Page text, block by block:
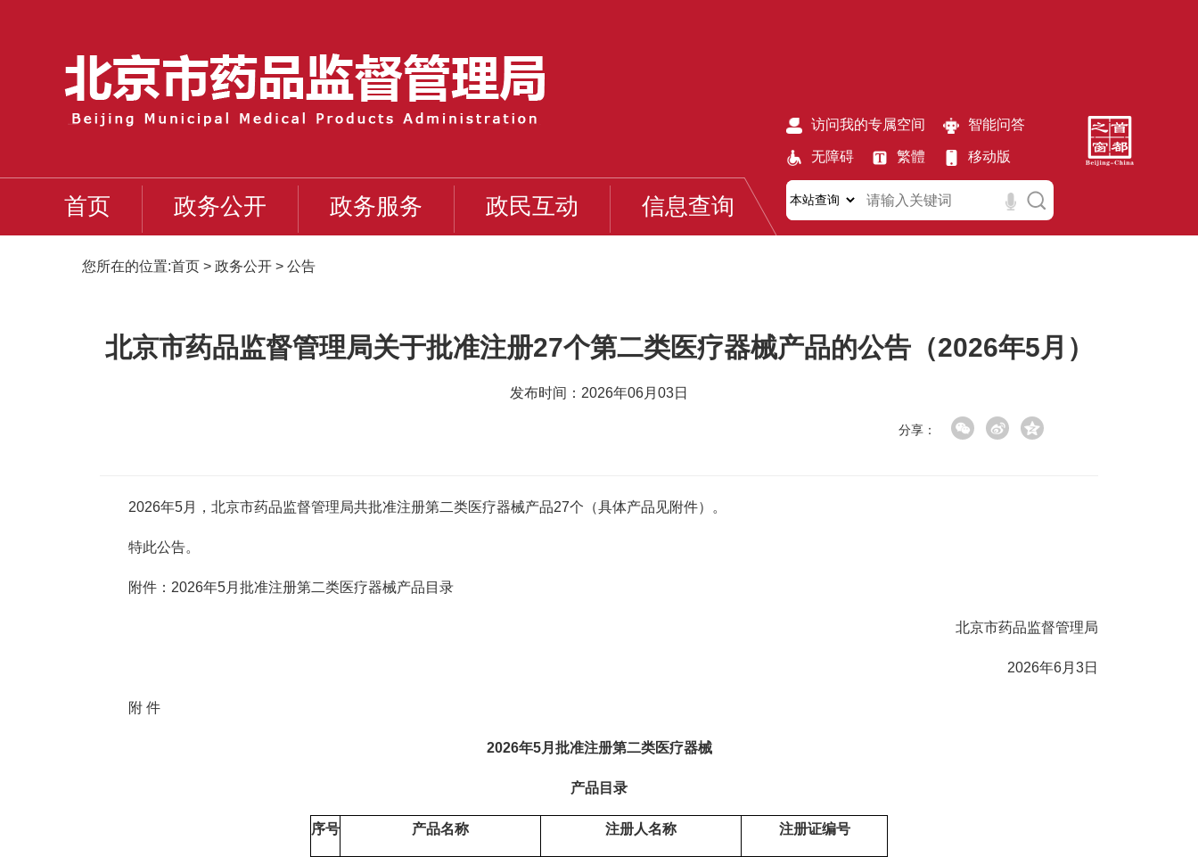
首页 政务公开 政务服务 政民互动 信息查询
访问我的专属空间 智能问答
无障碍 繁體 移动版
您所在的位置:首页 > 政务公开 > 公告
北京市药品监督管理局关于批准注册27个第二类医疗器械产品的公告（2026年5月）
发布时间：2026年06月03日
分享：
2026年5月，北京市药品监督管理局共批准注册第二类医疗器械产品27个（具体产品见附件）。
特此公告。
附件：2026年5月批准注册第二类医疗器械产品目录
北京市药品监督管理局
2026年6月3日
附 件
2026年5月批准注册第二类医疗器械
产品目录
序号 产品名称 注册人名称 注册证编号